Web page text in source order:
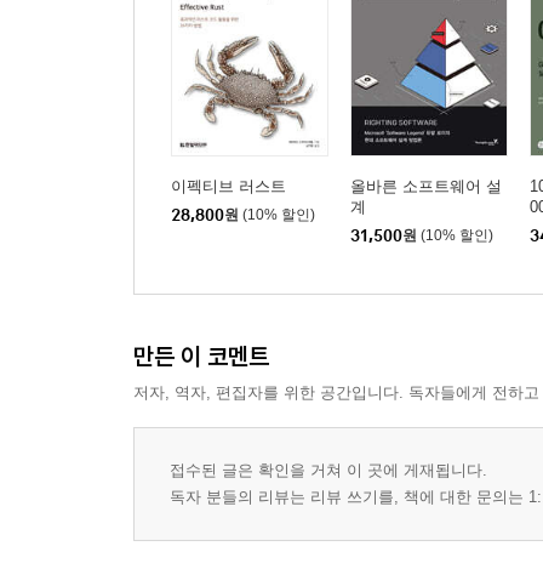
____16.4.3 데드락
____16.4.4 락
____16.4.5 std::shared_lock
____16.4.6 스레드에 안전한 초기화
__16.5 스레드 로컬 데이터
__16.7 태스크
____16.7.1 스레드 vs. 태스크
____16.7.3 std::packaged_task
찾아보기
이펙티브 러스트
28,800원 (10% 할인)
올바른 소프트웨어 설
계
31,500원 (10% 할인)
만든 이 코멘트
저자, 역자, 편집자를 위한 공간입니다. 독자들에게 전하
접수된 글은 확인을 거쳐 이 곳에 게재됩니다.
독자 분들의 리뷰는 리뷰 쓰기를, 책에 대한 문의는